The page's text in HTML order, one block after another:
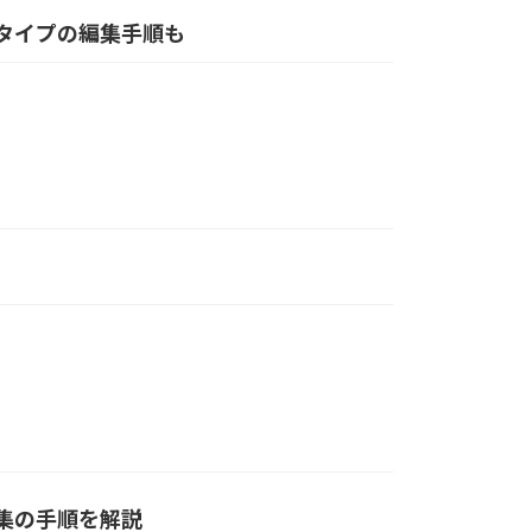
イプの編集手順も
の手順を解説